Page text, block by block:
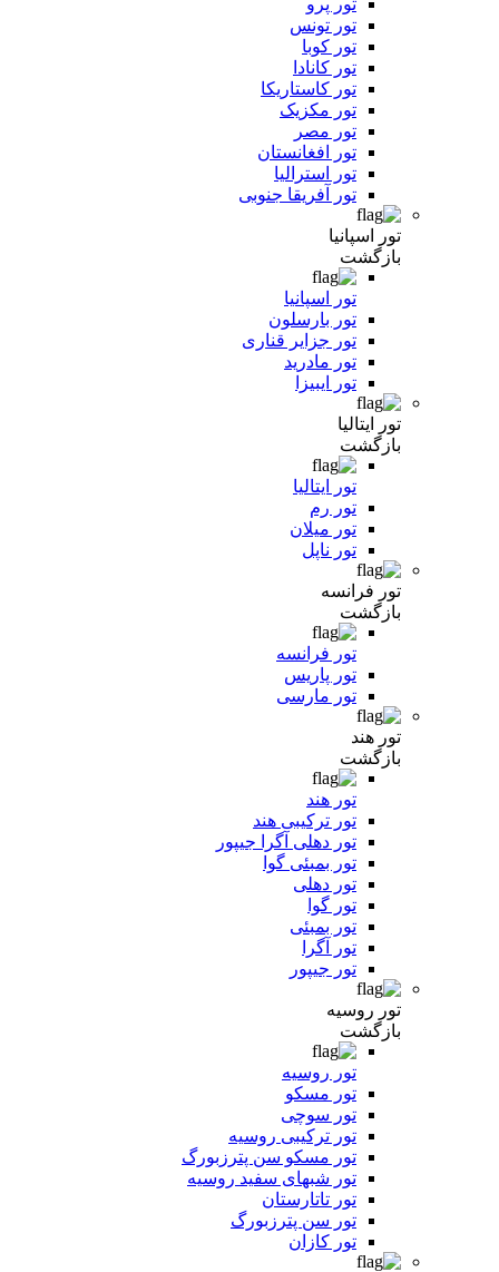
تور پرو
تور تونس
تور کوبا
تور کانادا
تور کاستاریکا
تور مکزیک
تور مصر
تور افغانستان
تور استرالیا
تور آفریقا جنوبی
تور اسپانیا
بازگشت
تور اسپانیا
تور بارسلون
تور جزایر قناری
تور مادرید
تور ایبیزا
تور ایتالیا
بازگشت
تور ایتالیا
تور رم
تور میلان
تور ناپل
تور فرانسه
بازگشت
تور فرانسه
تور پاریس
تور مارسی
تور هند
بازگشت
تور هند
تور ترکیبی هند
تور دهلی آگرا جیپور
تور بمبئی گوا
تور دهلی
تور گوا
تور بمبئی
تور آگرا
تور جیپور
تور روسیه
بازگشت
تور روسیه
تور مسکو
تور سوچی
تور ترکیبی روسیه
تور مسکو سن پترزبورگ
تور شبهای سفید روسیه
تور تاتارستان
تور سن پترزبورگ
تور کازان